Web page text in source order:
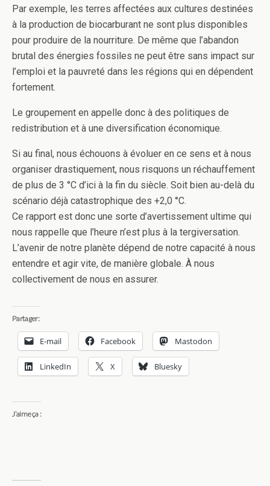
Par exemple, les terres affectées aux cultures destinées
à la production de biocarburant ne sont plus disponibles
pour produire de la nourriture. De même que l’abandon
brutal des énergies fossiles ne peut être sans impact sur
l’emploi et la pauvreté dans les régions qui en dépendent
fortement.
Le groupement en appelle donc à des politiques de
redistribution et à une diversification économique.
Si au final, nous échouons à évoluer en ce sens et à nous
organiser drastiquement, nous risquons un réchauffement
de plus de 3 °C d’ici à la fin du siècle. Soit bien au-delà du
scénario déjà catastrophique des +2,0 °C.
Ce rapport est donc une sorte d’avertissement ultime qui
nous rappelle que l’heure n’est plus à la tergiversation.
L’avenir de notre planète dépend de notre capacité à nous
entendre et agir vite, de manière globale. À nous
collectivement de nous en assurer.
Partager:
E-mail Facebook Mastodon
LinkedIn X Bluesky
J’aime ça :